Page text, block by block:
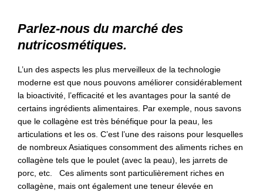
Parlez-nous du marché des
nutricosmétiques.
L’un des aspects les plus merveilleux de la technologie
moderne est que nous pouvons améliorer considérablement
la bioactivité, l’efficacité et les avantages pour la santé de
certains ingrédients alimentaires. Par exemple, nous savons
que le collagène est très bénéfique pour la peau, les
articulations et les os. C’est l’une des raisons pour lesquelles
de nombreux Asiatiques consomment des aliments riches en
collagène tels que le poulet (avec la peau), les jarrets de
porc, etc. Ces aliments sont particulièrement riches en
collagène, mais ont également une teneur élevée en